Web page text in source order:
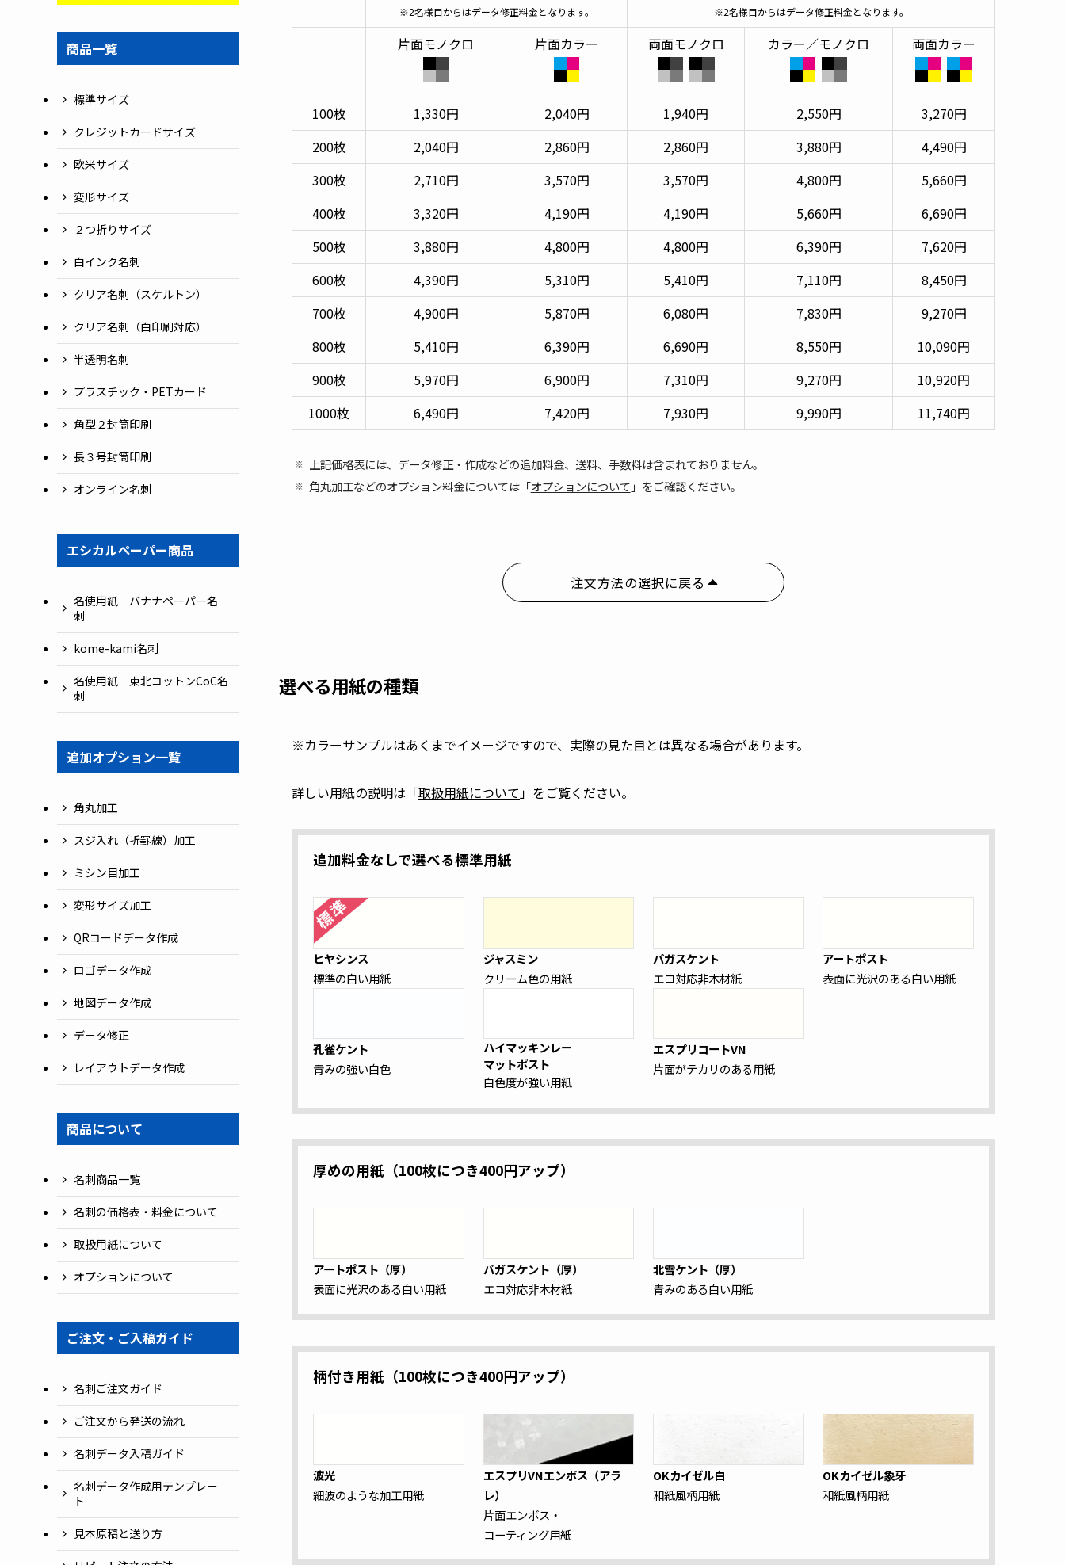
※2名様目からはデータ修正料金となります。 ※2名様目からはデータ修正料金となります。
片面モノクロ 片面カラー 両面モノクロ カラー／モノクロ 両面カラー
100枚 1,330円 2,040円 1,940円 2,550円
3,270円
200枚
2,040円 2,860円 2,860円 3,880円
4,490円
300枚
2,710円 3,570円 3,570円 4,800円
5,660円
400枚
3,320円 4,190円 4,190円 5,660円
6,690円
500枚
3,880円 4,800円 4,800円 6,390円
7,620円
600枚
4,390円 5,310円 5,410円 7,110円
8,450円
700枚
4,900円 5,870円 6,080円 7,830円
9,270円
800枚
5,410円 6,390円 6,690円 8,550円
10,090円
900枚
5,970円 6,900円 7,310円 9,270円
10,920円
1000枚
6,490円 7,420円 7,930円 9,990円 11,740円
上記価格表には、データ修正・作成などの追加料金、送料、手数料は含まれておりません。
角丸加工などのオプション料金については「オプションについて 」をご確認ください。
注文方法の選択に戻る
選べる用紙の種類
※カラーサンプルはあくまでイメージですので、実際の見た目とは異なる場合があります。
詳しい用紙の説明は「取扱用紙について 」をご覧ください。
追加料金なしで選べる標準用紙
ヒヤシンス
標準の白い用紙
ジャスミン
クリーム色の用紙
バガスケント
エコ対応非木材紙
アートポスト
表面に光沢のある白い用紙
孔雀ケント
青みの強い白色
ハイマッキンレー
マットポスト
白色度が強い用紙
エスプリコートVN
片面がテカリのある用紙
厚めの用紙 （100枚につき400円アップ）
アートポスト（厚）
表面に光沢のある白い用紙
バガスケント（厚）
エコ対応非木材紙
北雪ケント（厚）
青みのある白い用紙
柄付き用紙 （100枚につき400円アップ）
波光
細波のような加工用紙
エスプリVNエンボス（アラ
レ）
片面エンボス・
コーティング用紙
OKカイゼル白
和紙風柄用紙
OKカイゼル象牙
和紙風柄用紙
商品一覧
標準サイズ
クレジットカードサイズ
欧米サイズ
変形サイズ
２つ折りサイズ
白インク名刺
クリア名刺（スケルトン）
クリア名刺（白印刷対応）
半透明名刺
プラスチック・PETカード
角型２封筒印刷
長３号封筒印刷
オンライン名刺
エシカルペーパー商品
名使用紙｜バナナペーパー名
刺
kome-kami名刺
名使用紙｜東北コットンCoC名
刺
追加オプション一覧
角丸加工
スジ入れ（折罫線）加工
ミシン目加工
変形サイズ加工
QRコードデータ作成
ロゴデータ作成
地図データ作成
データ修正
レイアウトデータ作成
商品について
名刺商品一覧
名刺の価格表・料金について
取扱用紙について
オプションについて
ご注文・ご入稿ガイド
名刺ご注文ガイド
ご注文から発送の流れ
名刺データ入稿ガイド
名刺データ作成用テンプレー
ト
見本原稿と送り方